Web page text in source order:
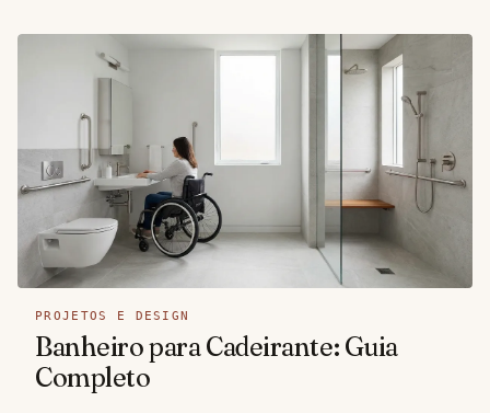
PROJETOS E DESIGN
Banheiro para Cadeirante: Guia
Completo